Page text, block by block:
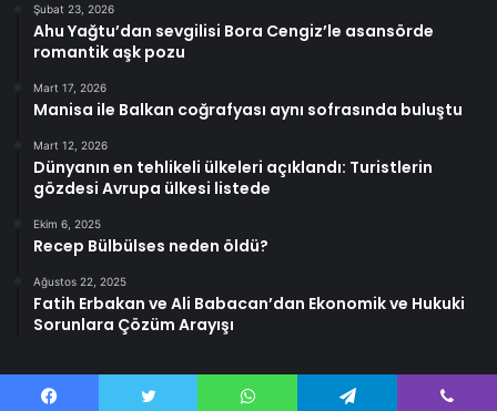
Şubat 23, 2026
Ahu Yağtu’dan sevgilisi Bora Cengiz’le asansörde
romantik aşk pozu
Mart 17, 2026
Manisa ile Balkan coğrafyası aynı sofrasında buluştu
Mart 12, 2026
Dünyanın en tehlikeli ülkeleri açıklandı: Turistlerin
gözdesi Avrupa ülkesi listede
Ekim 6, 2025
Recep Bülbülses neden öldü?
Ağustos 22, 2025
Fatih Erbakan ve Ali Babacan’dan Ekonomik ve Hukuki
Sorunlara Çözüm Arayışı